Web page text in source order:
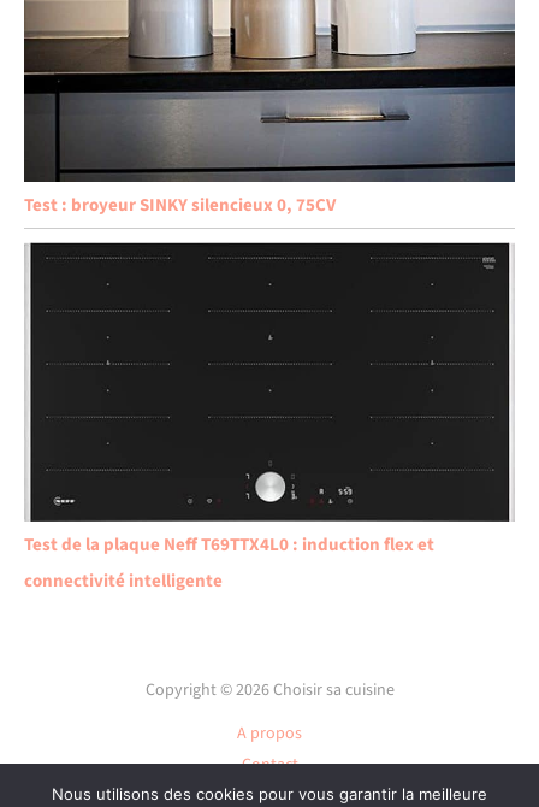
Test : broyeur SINKY silencieux 0, 75CV
Test de la plaque Neff T69TTX4L0 : induction flex et
connectivité intelligente
Copyright © 2026 Choisir sa cuisine
A propos
Contact
Plan du site
Nous utilisons des cookies pour vous garantir la meilleure